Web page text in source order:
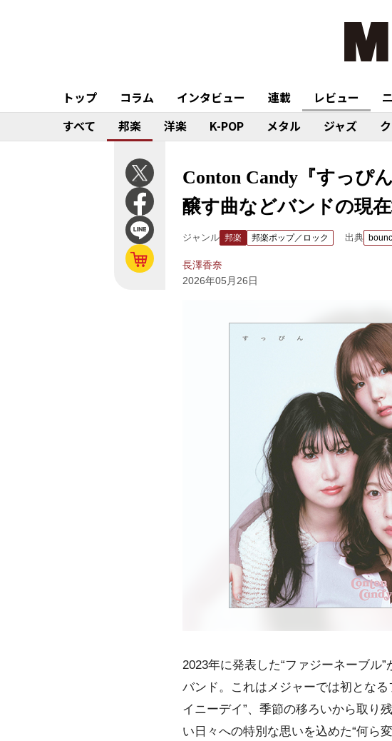
トップ コラム インタビュー 連載 レビュー
すべて
邦楽 洋楽 K-POP メタル ジャズ
Conton Candy『すっぴ
醸す曲などバンドの現
ジャンル 邦楽 邦楽ポップ／ロック 出典
長澤香奈
2026年05月26日
2023年に発表した“ファジーネーブル
バンド。これはメジャーでは初とな
イニーデイ”、季節の移ろいから取り
い日々への特別な思いを込めた“何ら